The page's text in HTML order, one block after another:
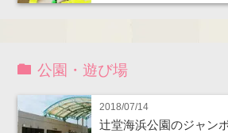
公園・遊び場
2018/07/14
辻堂海浜公園のジャン